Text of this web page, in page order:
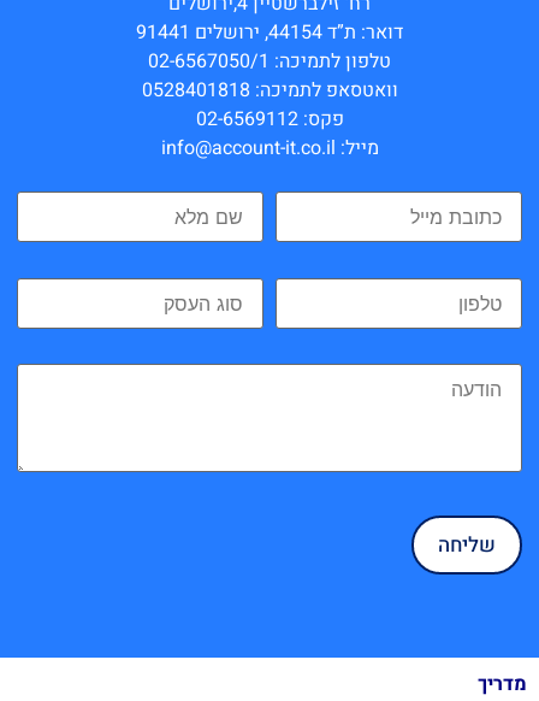
דואר: ת”ד 44154, ירושלים 91441
טלפון לתמיכה: 02-6567050/1
וואטסאפ לתמיכה: 0528401818
פקס: 02-6569112
מייל: info@account-it.co.il
מדריך